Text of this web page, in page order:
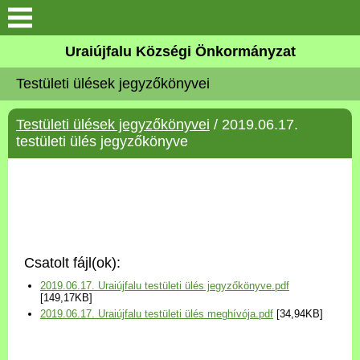
Köszöntő
Elérhetőségek
Uraiújfalu
Választási információk
Versenyképes Járások
Uraiújfalu Községi Önkormányzat
Testületi ülések jegyzőkönyvei
Testületi ülések jegyzőkönyvei / 2019.06.17.
testületi ülés jegyzőkönyve
Csatolt fájl(ok):
2019.06.17. Uraiújfalu testületi ülés jegyzőkönyve.pdf
[149,17KB]
2019.06.17. Uraiújfalu testületi ülés meghívója.pdf [34,94KB]